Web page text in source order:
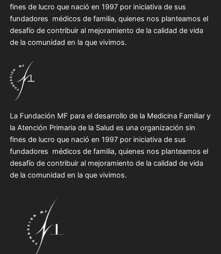
fines de lucro que nació en 1997 por iniciativa de sus
fundadores médicos de familia, quienes nos planteamos el
desafío de contribuir al mejoramiento de la calidad de vida
de la comunidad en la que vivimos.
La Fundación MF para el desarrollo de la Medicina Familiar y
la Atención Primaria de la Salud es una organización sin
fines de lucro que nació en 1997 por iniciativa de sus
fundadores médicos de familia, quienes nos planteamos el
desafío de contribuir al mejoramiento de la calidad de vida
de la comunidad en la que vivimos.